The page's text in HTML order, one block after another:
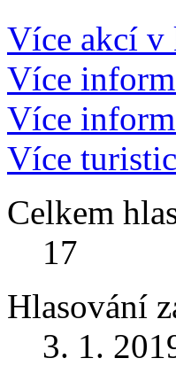
Více akcí v
Více
Více
Více
Celkem
17
Hlasování
3. 1.